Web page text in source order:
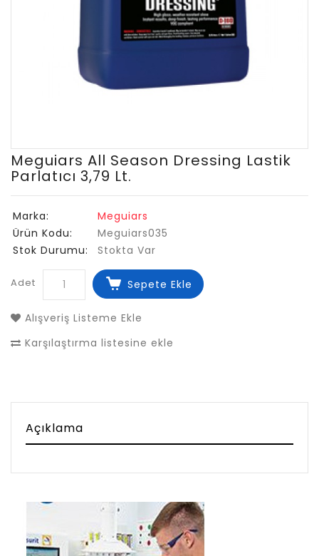
Meguiars All Season Dressing Lastik
Parlatıcı 3,79 Lt.
Marka:
Meguiars
Ürün Kodu:
Meguiars035
Stok Durumu:
Stokta Var
Adet Sepete Ekle
Alışveriş Listeme Ekle
Karşılaştırma listesine ekle
Açıklama